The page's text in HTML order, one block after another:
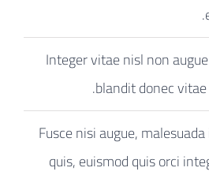
Integer vitae nisl non
blandit donec
Fusce nisi augue,
quis, euismod quis orci